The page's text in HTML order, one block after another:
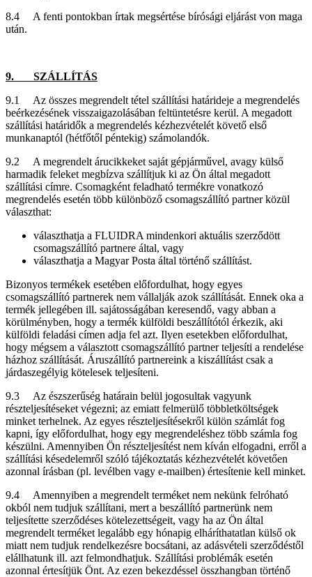
8.4 A fenti pontokban írtak megsértése bírósági eljárást von maga
után.
9. SZÁLLÍTÁS
9.1 Az összes megrendelt tétel szállítási határideje a megrendelés
beérkezésének visszaigazolásában feltüntetésre kerül. A megadott
szállítási határidők a megrendelés kézhezvételét követő első
munkanaptól (hétfőtől péntekig) számolandók.
9.2 A megrendelt árucikkeket saját gépjárművel, avagy külső
harmadik feleket megbízva szállítjuk ki az Ön által megadott
szállítási címre. Csomagként feladható termékre vonatkozó
megrendelés esetén több különböző csomagszállító partner közül
választhat:
választhatja a FLUIDRA mindenkori aktuális szerződött
csomagszállító partnere által, vagy
választhatja a Magyar Posta által történő szállítást.
Bizonyos termékek esetében előfordulhat, hogy egyes
csomagszállító partnerek nem vállalják azok szállítását. Ennek oka a
termék jellegében ill. sajátosságában keresendő, vagy abban a
körülményben, hogy a termék külföldi beszállítótól érkezik, aki
külföldi feladási címen adja fel azt. Ilyen esetekben előfordulhat,
hogy mégsem a választott csomagszállító partner teljesíti a rendelése
házhoz szállítását. Áruszállító partnereink a kiszállítást csak a
járdaszegélyig kötelesek teljesíteni.
9.3 Az észszerűség határain belül jogosultak vagyunk
részteljesítéseket végezni; az emiatt felmerülő többletköltségek
minket terhelnek. Az egyes részteljesítésekről külön számlát fog
kapni, így előfordulhat, hogy egy megrendeléshez több számla fog
készülni. Amennyiben Ön részteljesítést nem kíván elfogadni, erről a
szállítási késedelemről szóló tájékoztatás kézhezvételét követően
azonnal írásban (pl. levélben vagy e-mailben) értesítenie kell minket.
9.4 Amennyiben a megrendelt terméket nem nekünk felróható
okból nem tudjuk szállítani, mert a beszállító partnerünk nem
teljesítette szerződéses kötelezettségeit, vagy ha az Ön által
megrendelt terméket legalább egy hónapig elháríthatatlan külső ok
miatt nem tudjuk rendelkezésre bocsátani, az adásvételi szerződéstől
elállhatunk ill. azt felmondhatjuk. Szállítási problémák esetén
azonnal értesítjük Önt. Az ezen bekezdéssel összhangban történő